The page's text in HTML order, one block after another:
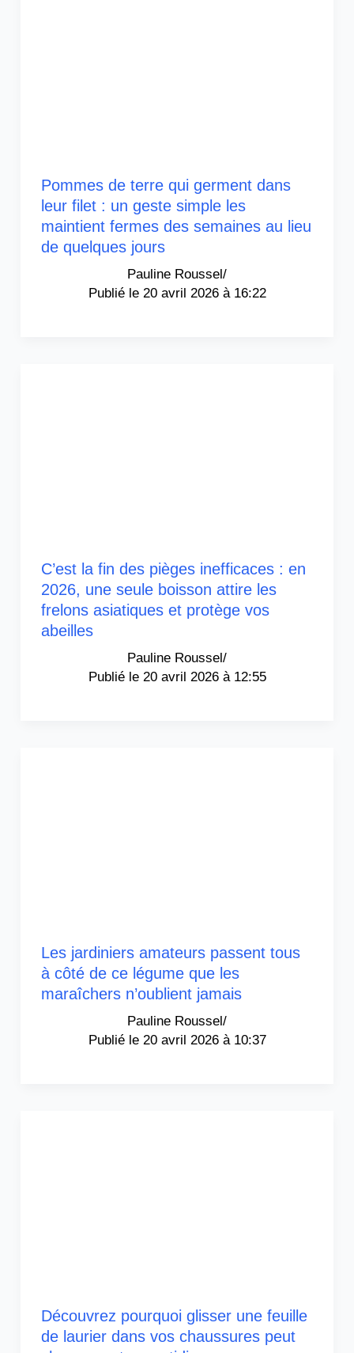
Pommes de terre qui germent dans
leur filet : un geste simple les
maintient fermes des semaines au lieu
de quelques jours
Pauline Roussel/
20 avril 2026 à 16:22
C’est la fin des pièges inefficaces : en
2026, une seule boisson attire les
frelons asiatiques et protège vos
abeilles
Pauline Roussel/
20 avril 2026 à 12:55
Les jardiniers amateurs passent tous
à côté de ce légume que les
maraîchers n’oublient jamais
Pauline Roussel/
20 avril 2026 à 10:37
Découvrez pourquoi glisser une feuille
de laurier dans vos chaussures peut